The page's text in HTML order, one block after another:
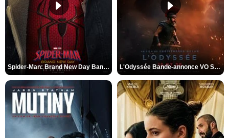
Spider-Man: Brand New Day Bande-annonce VO STFR L'Odyssée Bande-annonce VO STFR